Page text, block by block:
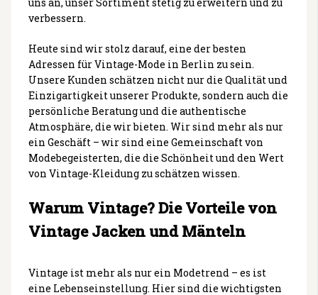
verbessern.
Heute sind wir stolz darauf, eine der besten
Adressen für Vintage-Mode in Berlin zu sein.
Unsere Kunden schätzen nicht nur die Qualität und
Einzigartigkeit unserer Produkte, sondern auch die
persönliche Beratung und die authentische
Atmosphäre, die wir bieten. Wir sind mehr als nur
ein Geschäft – wir sind eine Gemeinschaft von
Modebegeisterten, die die Schönheit und den Wert
von Vintage-Kleidung zu schätzen wissen.
Warum Vintage? Die Vorteile von
Vintage Jacken und Mänteln
Vintage ist mehr als nur ein Modetrend – es ist
eine Lebenseinstellung. Hier sind die wichtigsten